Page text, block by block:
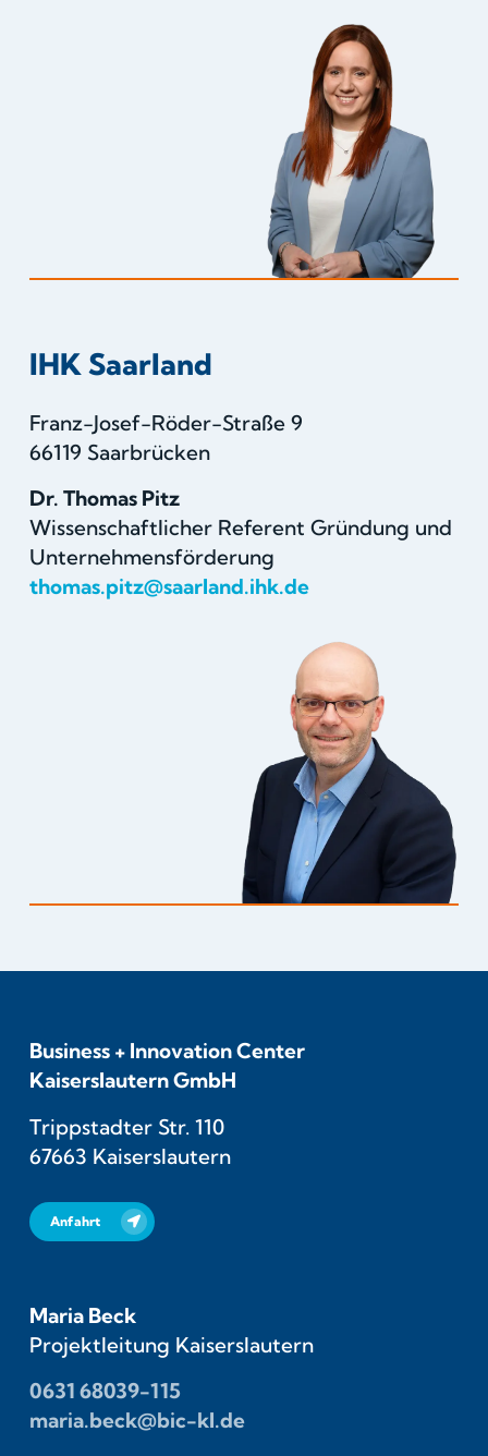
IHK Saarland
Franz-Josef-Röder-Straße 9
66119 Saarbrücken
Dr. Thomas Pitz
Wissenschaftlicher Referent Gründung und
Unternehmensförderung
thomas.pitz@saarland.ihk.de
Business + Innovation Center
Kaiserslautern GmbH
Trippstadter Str. 110
67663 Kaiserslautern
Anfahrt
Maria Beck
Projektleitung Kaiserslautern
0631 68039-115
maria.beck@bic-kl.de